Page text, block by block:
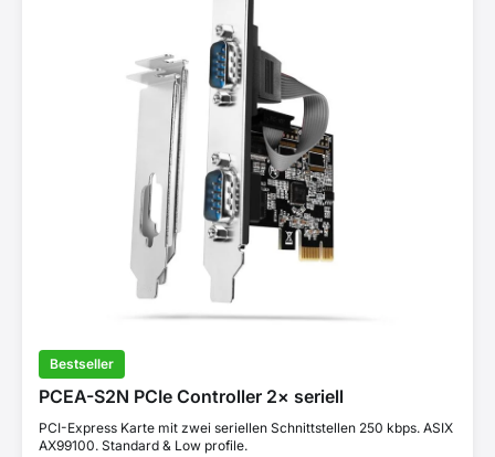
Bestseller
PCEA-S2N PCIe Controller 2× seriell
PCI-Express Karte mit zwei seriellen Schnittstellen 250 kbps. ASIX
AX99100. Standard & Low profile.